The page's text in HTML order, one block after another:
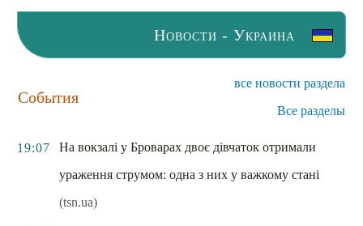
Новости - Украина
События
все новости раздела
Все разделы
19:07
На вокзалі у Броварах двоє дівчаток отримали
ураження струмом: одна з них у важкому стані
(tsn.ua)